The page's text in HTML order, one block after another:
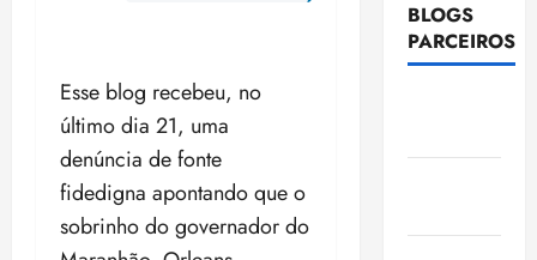
Esse blog recebeu, no
último dia 21, uma
denúncia de fonte
fidedigna apontando que o
sobrinho do governador do
BLOGS
PARCEIROS